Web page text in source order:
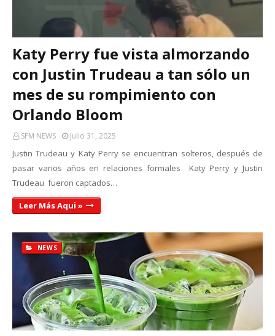
Katy Perry fue vista almorzando
con Justin Trudeau a tan sólo un
mes de su rompimiento con
Orlando Bloom
SFM NEWS Julio 31, 2025
Justin Trudeau y Katy Perry se encuentran solteros, después de
pasar varios años en relaciones formales Katy Perry y Justin
Trudeau fueron captados…
Leer Más Aqui »
NEWS